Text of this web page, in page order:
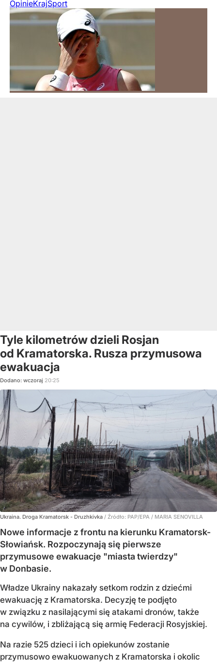
OpinieKrajSport
Tyle kilometrów dzieli Rosjan
od Kramatorska. Rusza przymusowa
ewakuacja
Dodano: wczoraj 20:25
Ukraina. Droga Kramatorsk - Druzhkivka / Źródło: PAP/EPA / MARIA SENOVILLA
Nowe informacje z frontu na kierunku Kramatorsk-
Słowiańsk. Rozpoczynają się pierwsze
przymusowe ewakuacje "miasta twierdzy"
w Donbasie.
Władze Ukrainy nakazały setkom rodzin z dziećmi
ewakuację z Kramatorska. Decyzję te podjęto
w związku z nasilającymi się atakami dronów, także
na cywilów, i zbliżającą się armię Federacji Rosyjskiej.
Na razie 525 dzieci i ich opiekunów zostanie
przymusowo ewakuowanych z Kramatorska i okolic